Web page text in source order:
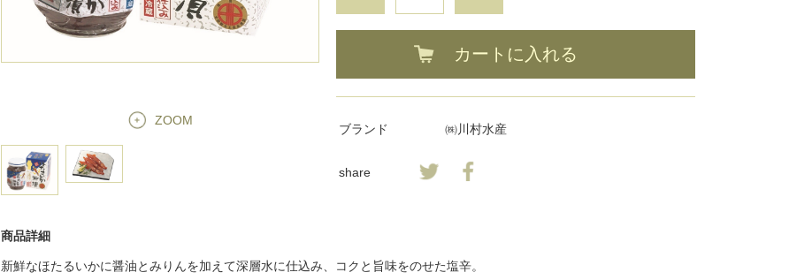
ZOOM
カートに入れる
ブランド ㈱川村水産
share
商品詳細
新鮮なほたるいかに醤油とみりんを加えて深層水に仕込み、コクと旨味をのせた塩辛。